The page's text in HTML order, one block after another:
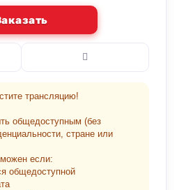
трансляцию!
общедоступным (без
стране или
если:
общедоступной